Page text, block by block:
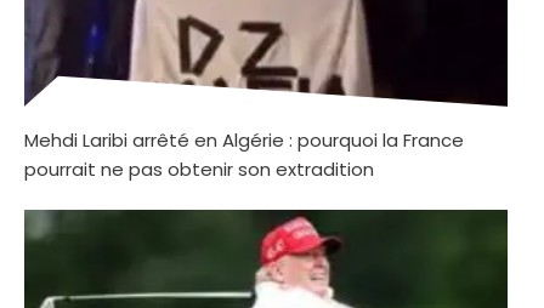
Mehdi Laribi arrêté en Algérie : pourquoi la France
pourrait ne pas obtenir son extradition